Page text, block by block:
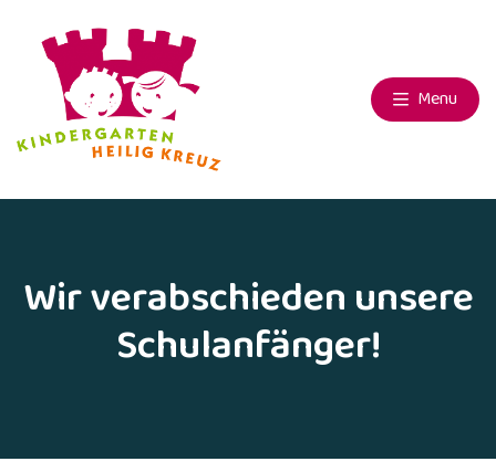
Menu
Wir verabschieden unsere
Schulanfänger!